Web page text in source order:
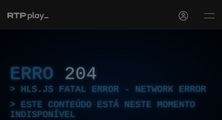
ERRO 204
HLS.JS FATAL ERROR - NETWORK ERROR
ESTE CONTEÚDO ESTÁ NESTE MOMENTO
INDISPONÍVEL